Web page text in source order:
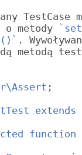
TestCase
o metody
.
metodą
extends
function